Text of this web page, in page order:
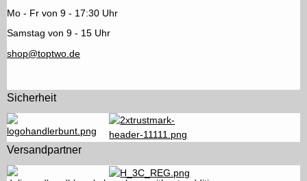
Mo - Fr von 9 - 17:30 Uhr
Samstag von 9 - 15 Uhr
shop@toptwo.de
Sicherheit
Versandpartner